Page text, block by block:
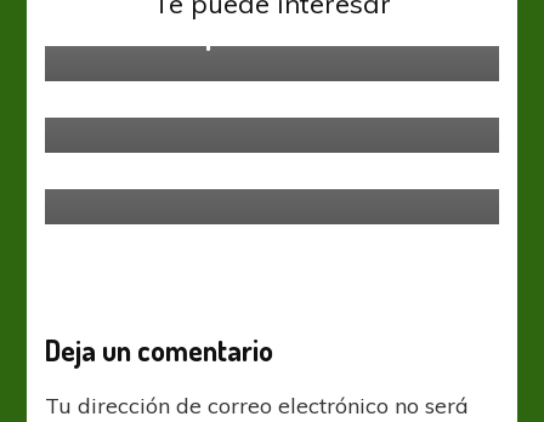
Deja un comentario
Tu dirección de correo electrónico no será